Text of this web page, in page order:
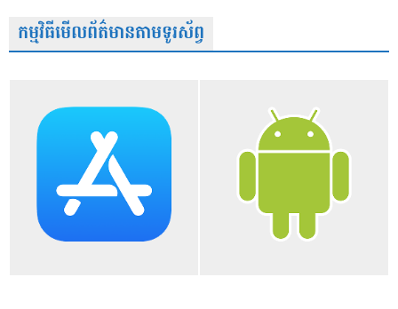
កម្មវិធីមើលព័ត៌មានតាមទូរស័ព្វ